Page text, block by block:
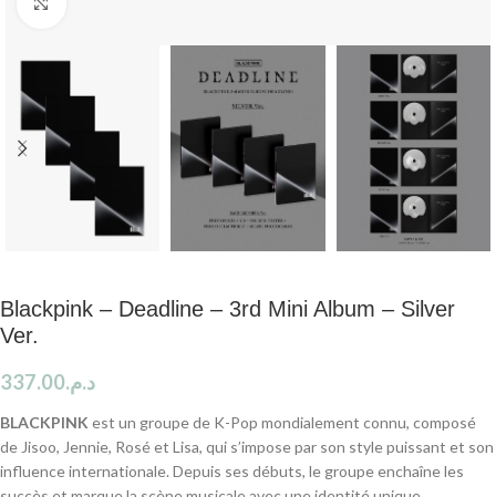
Blackpink – Deadline – 3rd Mini Album – Silver
Ver.
د.م.337.00
BLACKPINK est un groupe de K-Pop mondialement connu, composé
de Jisoo, Jennie, Rosé et Lisa, qui s’impose par son style puissant et son
influence internationale. Depuis ses débuts, le groupe enchaîne les